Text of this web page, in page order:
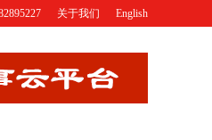
关于我们 English